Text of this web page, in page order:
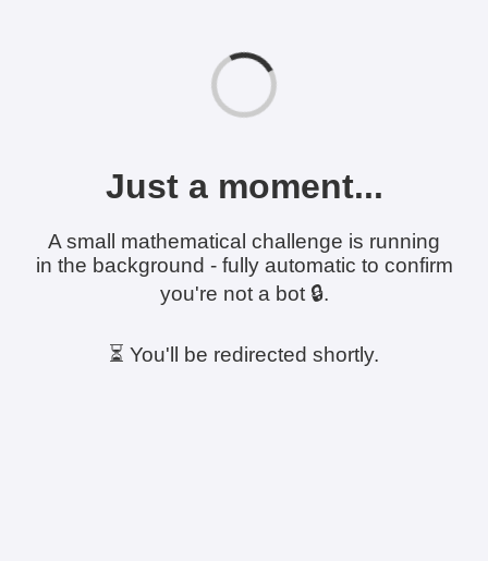
Just a moment...
A small mathematical challenge is running
in the background - fully automatic to confirm
you're not a bot 🔒.
⏳ You'll be redirected shortly.